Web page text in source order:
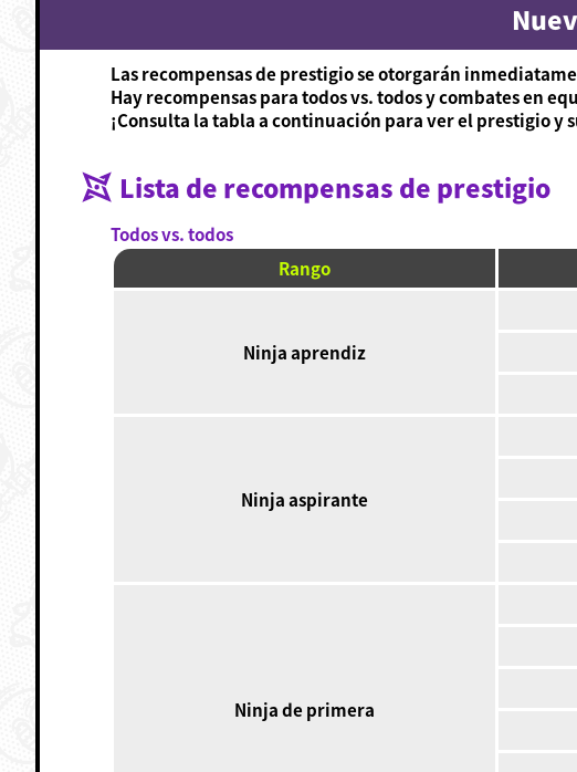
Las recompensas de prestigio se otorgarán
Hay recompensas para todos vs. todos y combates en
¡Consulta la tabla a continuación para ver el prestigio y
Lista de recompensas de prestigio
Todos vs. todos
Rango
Ninja aprendiz
Ninja aspirante
Ninja de primera